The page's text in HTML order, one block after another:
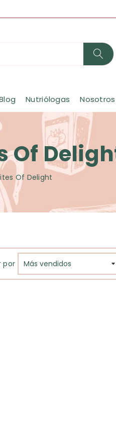
Nutriólogas Nosotros
Of
Of Delight
por